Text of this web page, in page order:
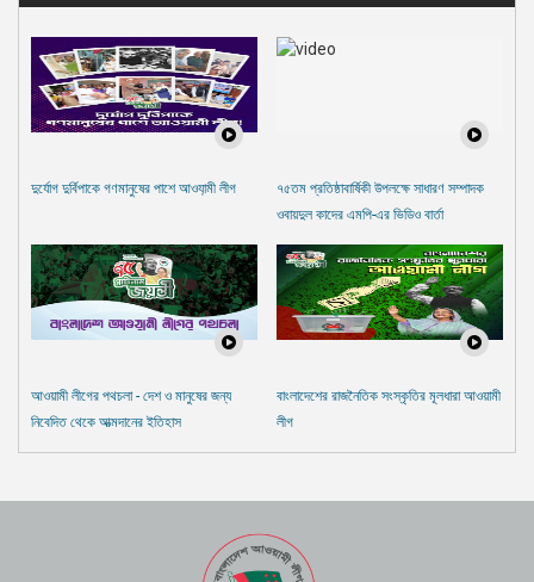
দুর্যোগ দুর্বিপাকে গণমানুষের পাশে আওযা়মী লীগ
৭৫তম প্রতিষ্ঠাবার্ষিকী উপলক্ষে সাধারণ সম্পাদক
ওবায়দুল কাদের এমপি-এর ভিডিও বার্তা
আওয়ামী লীগের পথচলা - দেশ ও মানুষের জন্য
নিবেদিত থেকে আত্মদানের ইতিহাস
বাংলাদেশের রাজনৈতিক সংস্কৃতির মূলধারা আওয়ামী
লীগ